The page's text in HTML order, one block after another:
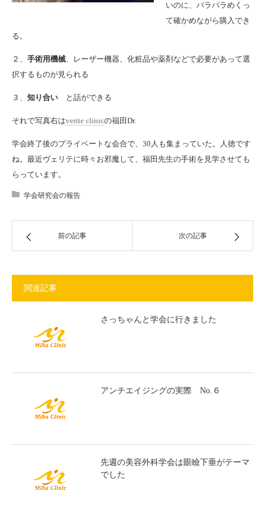
いのに、パラパラめくっ
て確かめながら購入でき
る。
２、 手術用機械、レーザー機器、化粧品や薬剤などで必要があって選
択するものが見られる
３、 知り合い と話ができる
それで写真右はverite clinicの福田Dr.
学会終了後のプライベートな会合で、30人も集まっていた。人徳です
ね。最近ヴェリテに時々お邪魔して、福田先生の手術を見学させても
らっています。
学会研究会の報告
前の記事 次の記事
関連記事
さっちゃんと学会に行きました
アンチエイジングの実際 No.６
先週の美容外科学会は眼瞼下垂がテーマ
でした